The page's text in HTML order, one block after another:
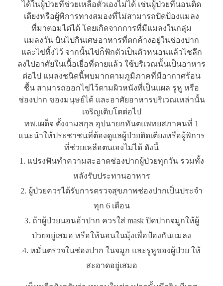
ได้ในผู้ป่วยที่ช่วยเหลือตัวเองไม่ได้ เช่นผู้ป่วยที่นอนติด
เตียงหรือผู้พิการทางสมองที่ไม่สามารถปัดป้องแมลง
ที่มาตอมไต่ได้ โดยเกิดจากการที่มีแมลงในกลุ่ม
แมลงวัน บินไปกินเศษอาหารที่ตกค้างอยู่ในช่องปาก
และไข่ทิ้งไว้ จากนั้นไข่ก็ฟักตัวเป็นตัวหนอนแล้วไชลึก
ลงไปอาศัยในเนื้อเยื่อที่ตายแล้ว ใช้บริเวณนั้นเป็นอาหาร
ต่อไป แมลงชนิดนี้พบมากตามภูมิภาคที่มีอากาศร้อน
ชื้น สามารถออกไข่ไว้ตามผิวหนังที่เป็นแผล รูหู หรือ
ช่องปาก ของมนุษย์ได้ และอาศัยอาหารบริเวณเหล่านั้น
เจริญเติบโตต่อไป
ทพ.เผด็จ ตั้งงามสกุล อุปนายกทันตแพทยสภาคนที่ 1
แนะนำให้ประชาชนที่ต้องดูแลผู้ป่วยติดเตียงหรือผู้พิการ
ที่ช่วยเหลือตนเองไม่ได้ ดังนี้
แปรงฟันทำความสะอาดช่องปากผู้ป่วยทุกวัน รวมทั้ง
หลังรับประทานอาหาร
ผู้ป่วยควรได้รับการตรวจสุขภาพช่องปากเป็นประจำ
ทุก 6 เดือน
ถ้าผู้ป่วยนอนอ้าปาก ควรใส่ mask ปิดปากจมูกให้ผู้
ป่วยอยู่เสมอ หรือให้นอนในมุ้งเพื่อป้องกันแมลง
หมั่นตรวจในช่องปาก ในจมูก และรูหูของผู้ป่วย ให้
สะอาดอยู่เสมอ